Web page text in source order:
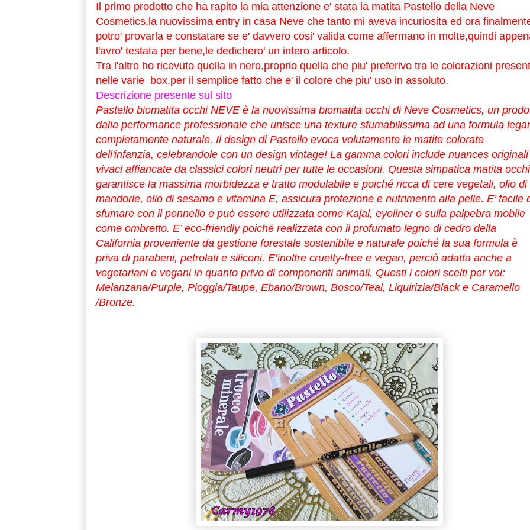
Il primo prodotto che ha rapito la mia attenzione e' stata la matita Pastello della Neve
Cosmetics,la nuovissima entry in casa Neve che tanto mi aveva incuriosita ed ora
potro' provarla e constatare se e' davvero cosi' valida come affermano in molte,quindi
l'avro' testata per bene,le dedichero' un intero articolo.
Tra l'altro ho ricevuto quella in nero,proprio quella che piu' preferivo tra le colorazioni
nelle varie box,per il semplice fatto che e' il colore che piu' uso in assoluto.
Descrizione presente sul sito
Pastello biomatita occhi NEVE è la nuovissima biomatita occhi di Neve Cosmetics, un
dalla performance professionale che unisce una texture sfumabilissima ad una formula
completamente naturale. Il design di Pastello evoca volutamente le matite colorate
dell'infanzia, celebrandole con un design vintage! La gamma colori include nuances originali
vivaci affiancate da classici colori neutri per tutte le occasioni. Questa simpatica matita occhi
garantisce la massima morbidezza e tratto modulabile e poiché ricca di cere vegetali, olio di
mandorle, olio di sesamo e vitamina E, assicura protezione e nutrimento alla pelle. E’ facile
sfumare con il pennello e può essere utilizzata come Kajal, eyeliner o sulla palpebra mobile
come ombretto. E’ eco-friendly poiché realizzata con il profumato legno di cedro della
California proveniente da gestione forestale sostenibile e naturale poiché la sua formula è
priva di parabeni, petrolati e siliconi. E’inoltre cruelty-free e vegan, perciò adatta anche a
vegetariani e vegani in quanto privo di componenti animali. Questi i colori scelti per voi:
Melanzana/Purple, Pioggia/Taupe, Ebano/Brown, Bosco/Teal, Liquirizia/Black e Caramello
/Bronze.